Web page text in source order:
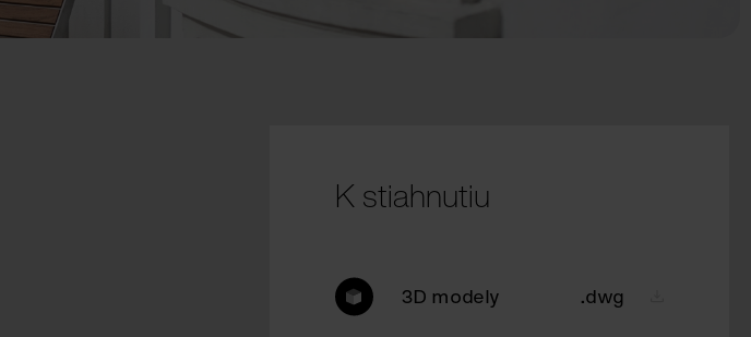
K stiahnutiu
3D modely .dwg